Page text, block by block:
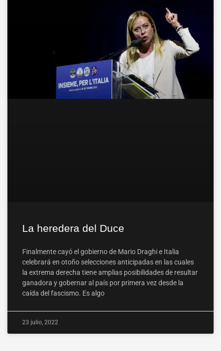
La heredera del Duce
Finalmente cayó el gobierno de Mario Draghi e Italia
celebrará en otoño selecciones anticipadas en las cuales
la extrema derecha tiene amplias posibilidades de resultar
ganadora y gobernar al país por primera vez desde la
caída del fascismo. Es algo
23 julio, 2022